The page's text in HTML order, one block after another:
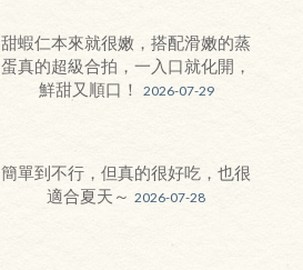
甜蝦仁本來就很嫩，搭配滑嫩的蒸
蛋真的超級合拍，一入口就化開，
鮮甜又順口！
2026-07-29
簡單到不行，但真的很好吃，也很
適合夏天～ 2026-07-28